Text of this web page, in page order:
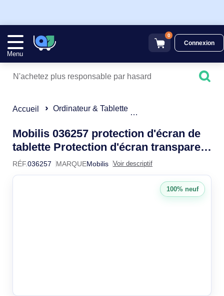
Menu
0
Connexion
Accueil Ordinateur & Tablette
Mobilis 036257 protection d'écran de
tablette Protection d'écran transparent
Apple 1 pièce(s)036257
RÉF.036257 MARQUEMobilis Voir descriptif
100% neuf